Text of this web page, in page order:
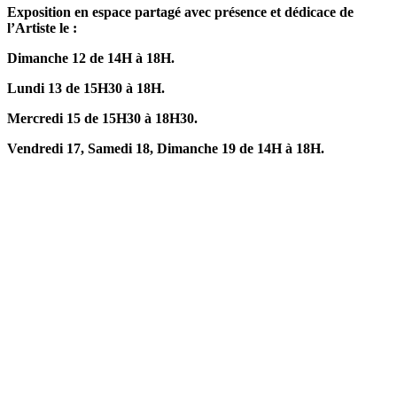
Exposition en espace partagé avec présence et dédicace de
l’Artiste le :
Dimanche 12 de 14H à 18H.
Lundi 13 de 15H30 à 18H.
Mercredi 15 de 15H30 à 18H30.
Vendredi 17, Samedi 18, Dimanche 19 de 14H à 18H.